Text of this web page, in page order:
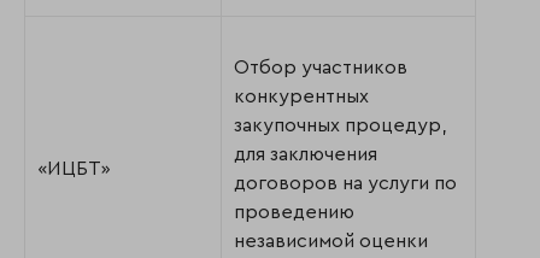
«ИЦБТ»
Отбор участников
конкурентных
закупочных процедур,
для заключения
договоров на услуги по
проведению
независимой оценки